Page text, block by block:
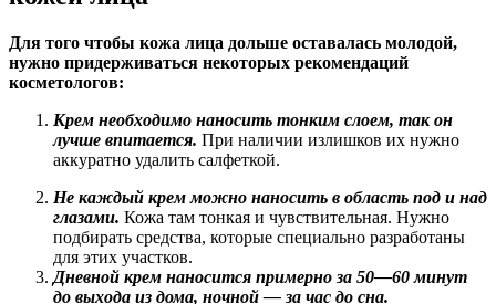
Для того чтобы кожа лица дольше оставалась молодой,
нужно придерживаться некоторых рекомендаций
косметологов:
Крем необходимо наносить тонким слоем, так он
лучше впитается. При наличии излишков их нужно
аккуратно удалить салфеткой.
Не каждый крем можно наносить в область под и над
глазами. Кожа там тонкая и чувствительная. Нужно
подбирать средства, которые специально разработаны
для этих участков.
Дневной крем наносится примерно за 50—60 минут
до выхода из дома, ночной — за час до сна.